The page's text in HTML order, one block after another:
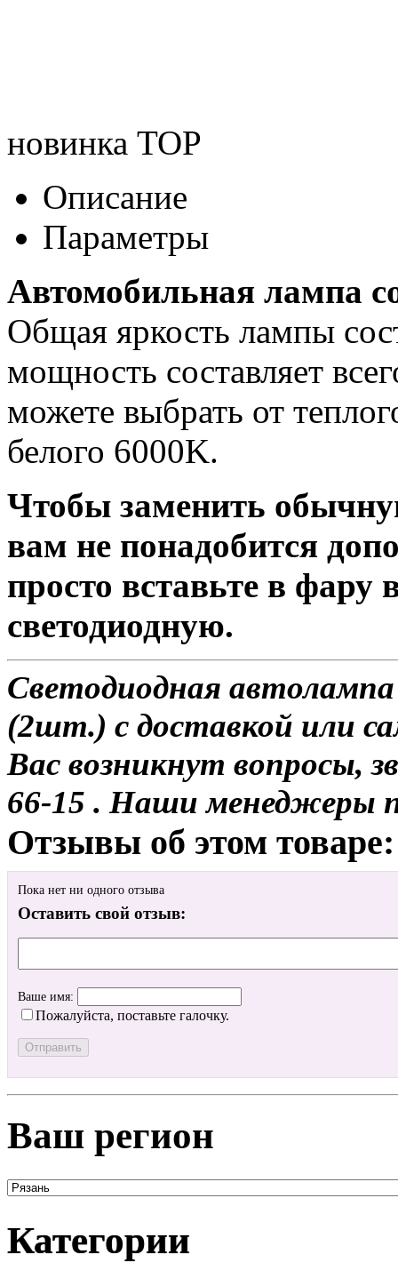
новинка TOP
Описание
Параметры
Автомобильная лампа
Общая яркость лампы
мощность составляет
можете выбрать от
белого 6000K.
Чтобы заменить
вам не понадобится
просто вставьте в
светодиодную.
Светодиодная
(2шт.) с доставкой или
Вас возникнут вопросы,
66-15 . Наши менеджеры
Отзывы об этом товаре:
Пока нет ни одного отзыва
Оставить свой отзыв:
Ваше имя:
Пожалуйста, поставьте галочку.
Ваш регион
Категории